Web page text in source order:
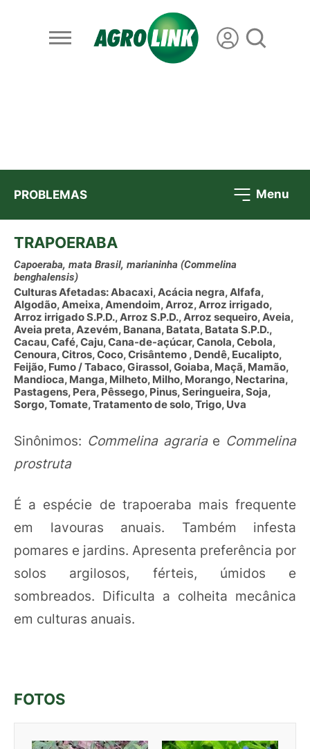
PROBLEMAS Menu
TRAPOERABA
Capoeraba, mata Brasil, marianinha (Commelina
benghalensis)
Culturas Afetadas: Abacaxi, Acácia negra, Alfafa,
Algodão, Ameixa, Amendoim, Arroz, Arroz irrigado,
Arroz irrigado S.P.D., Arroz S.P.D., Arroz sequeiro, Aveia,
Aveia preta, Azevém, Banana, Batata, Batata S.P.D.,
Cacau, Café, Caju, Cana-de-açúcar, Canola, Cebola,
Cenoura, Citros, Coco, Crisântemo , Dendê, Eucalipto,
Feijão, Fumo / Tabaco, Girassol, Goiaba, Maçã, Mamão,
Mandioca, Manga, Milheto, Milho, Morango, Nectarina,
Pastagens, Pera, Pêssego, Pinus, Seringueira, Soja,
Sorgo, Tomate, Tratamento de solo, Trigo, Uva
Sinônimos: Commelina agraria e Commelina
prostruta
É a espécie de trapoeraba mais frequente
em lavouras anuais. Também infesta
pomares e jardins. Apresenta preferência por
solos argilosos, férteis, úmidos e
sombreados. Dificulta a colheita mecânica
em culturas anuais.
FOTOS